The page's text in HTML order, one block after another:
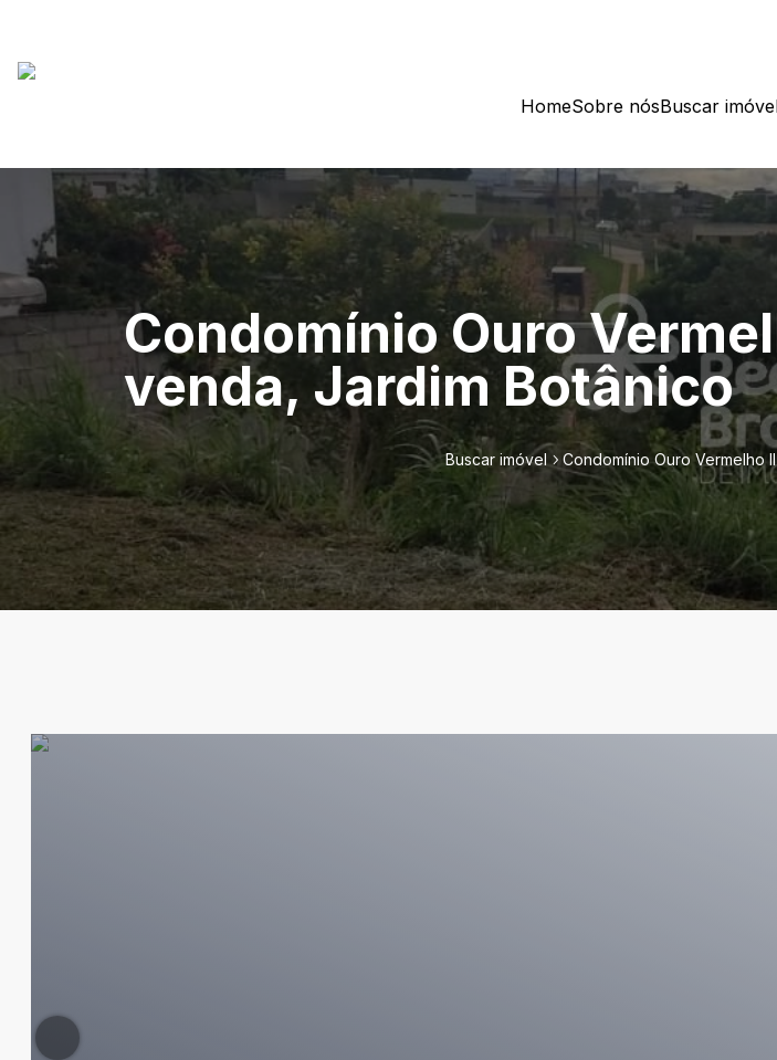
HomeSobre nósBuscar
Condomínio Ouro
venda, Jardim Botânico
Buscar imóvel Condomínio Ouro Vermelho